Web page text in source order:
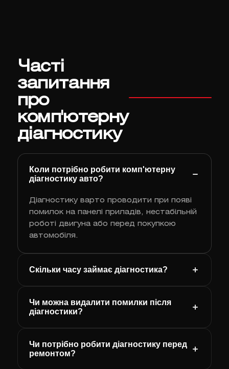
Часті
запитання
про
комп'ютерну
діагностику
Коли потрібно робити комп'ютерну
діагностику авто?
Діагностику варто проводити при появі
помилок на панелі приладів, нестабільній
роботі двигуна або перед покупкою
автомобіля.
Скільки часу займає діагностика?
Чи можна видалити помилки після
діагностики?
Чи потрібно робити діагностику перед
ремонтом?